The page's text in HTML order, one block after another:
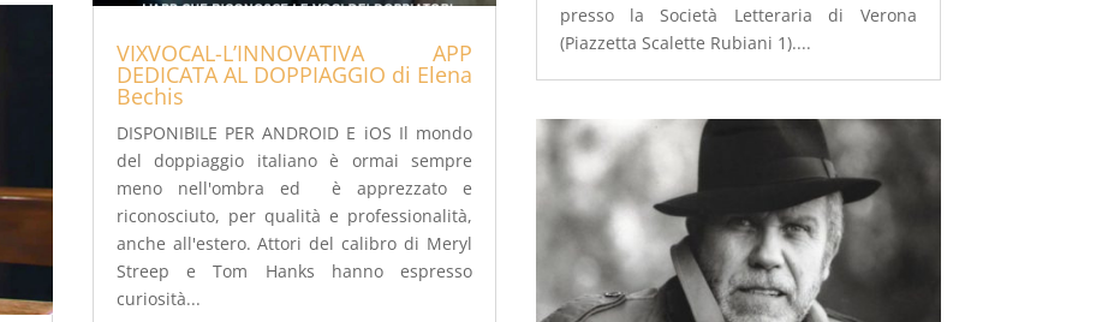
VIXVOCAL-L’INNOVATIVA APP
DEDICATA AL DOPPIAGGIO di Elena
Bechis
DISPONIBILE PER ANDROID E iOS Il mondo
del doppiaggio italiano è ormai sempre
meno nell'ombra ed è apprezzato e
riconosciuto, per qualità e professionalità,
anche all'estero. Attori del calibro di Meryl
Streep e Tom Hanks hanno espresso
curiosità...
presso la Società Letteraria di Verona
(Piazzetta Scalette Rubiani 1)....